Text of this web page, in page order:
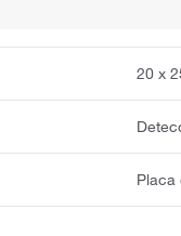
20 x
Placa